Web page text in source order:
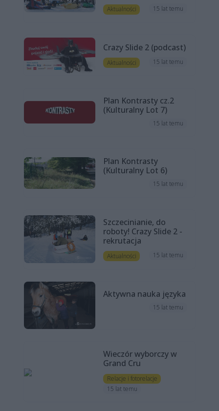
Aktualności 15 lat temu
Crazy Slide 2 (podcast)
Aktualności 15 lat temu
Plan Kontrasty cz.2
(Kulturalny Lot 7)
15 lat temu
Plan Kontrasty
(Kulturalny Lot 6)
15 lat temu
Szczecinianie, do
roboty! Crazy Slide 2 -
rekrutacja
Aktualności 15 lat temu
Aktywna nauka języka
15 lat temu
Wieczór wyborczy w
Grand Cru
Relacje i fotorelacje
15 lat temu